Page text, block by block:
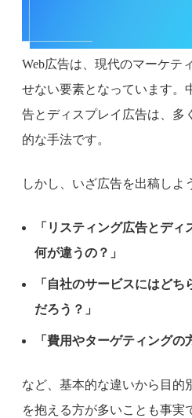
Web広告は、現代のマーケテ
せない要素となっています。
告とディスプレイ広告は、多
的な手法です。
しかし、いざ広告を出稿しよ
「リスティング広告とデ
何が違うの？」
「自社のサービスにはど
だろう？」
「費用やターゲティングの
など、基本的な違いから目的
を抱える方が多いことも事実